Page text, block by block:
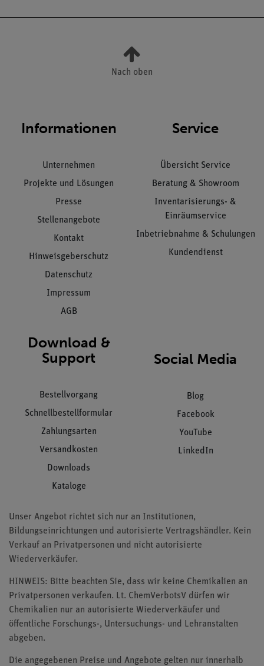
Nach oben
Informationen
Unternehmen
Projekte und Lösungen
Presse
Stellenangebote
Kontakt
Hinweisgeberschutz
Datenschutz
Impressum
AGB
Service
Übersicht Service
Beratung & Showroom
Inventarisierungs- &
Einräumservice
Inbetriebnahme & Schulungen
Kundendienst
Download &
Support
Bestellvorgang
Schnellbestellformular
Zahlungsarten
Versandkosten
Downloads
Kataloge
Social Media
Blog
Facebook
YouTube
LinkedIn
Unser Angebot richtet sich nur an Institutionen,
Bildungseinrichtungen und autorisierte Vertragshändler. Kein
Verkauf an Privatpersonen und nicht autorisierte
Wiederverkäufer.
HINWEIS: Bitte beachten Sie, dass wir keine Chemikalien an
Privatpersonen verkaufen. Lt. ChemVerbotsV dürfen wir
Chemikalien nur an autorisierte Wiederverkäufer und
öffentliche Forschungs-, Untersuchungs- und Lehranstalten
abgeben.
Die angegebenen Preise und Angebote gelten nur innerhalb